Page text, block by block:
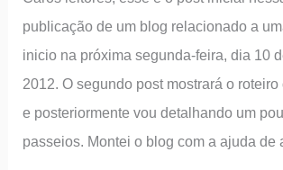
publicação de um blog relacionado a
inicio na próxima segunda-feira, dia 10
2012. O segundo post mostrará o roteiro
e posteriormente vou detalhando um
passeios. Montei o blog com a ajuda de